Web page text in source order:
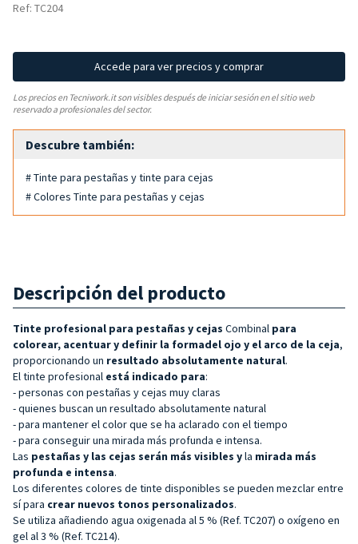
Ref: TC204
Accede para ver precios y comprar
Los precios en Tecniwork.it son visibles después de iniciar sesión en el sitio web
reservado a profesionales del sector.
Descubre también:
# Tinte para pestañas y tinte para cejas
# Colores Tinte para pestañas y cejas
Descripción del producto
Tinte profesional para pestañas y cejas Combinal para
colorear, acentuar y definir la formadel ojo y el arco de la ceja,
proporcionando un resultado absolutamente natural.
El tinte profesional está indicado para:
- personas con pestañas y cejas muy claras
- quienes buscan un resultado absolutamente natural
- para mantener el color que se ha aclarado con el tiempo
- para conseguir una mirada más profunda e intensa.
Las pestañas y las cejas serán más visibles yla mirada más
profunda e intensa.
Los diferentes colores de tinte disponibles se pueden mezclar entre
sí para crear nuevos tonos personalizados.
Se utiliza añadiendo agua oxigenada al 5 % (Ref. TC207) o oxígeno en
gel al 3 % (Ref. TC214).